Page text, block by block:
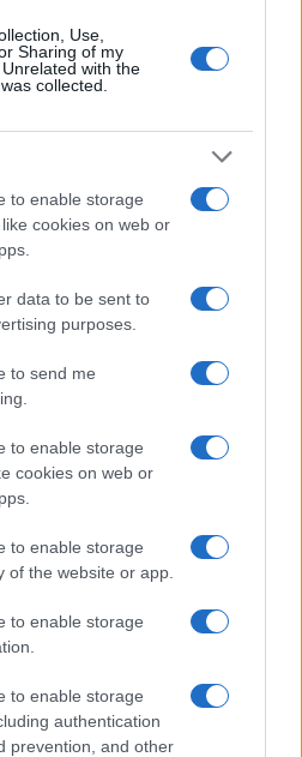
Use,
Sharing of my
with the
collected.
to enable storage
cookies on web or
data to be sent to
purposes.
to send me
to enable storage
cookies on web or
to enable storage
of the website or app.
to enable storage
to enable storage
authentication
prevention, and other
a
re
precedente
articolo
meteo per lunedì 10 agosto
di lavoro a Olbia e in Gallura
a Santa Teresa Gallura, la
dei residenti
devastati un chiosco e due